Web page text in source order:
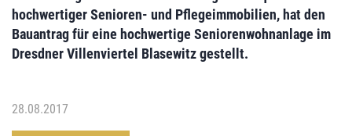
hochwertigerSenioren- und Pflegeimmobilien, hat den
Bauantrag für eine hochwertige Seniorenwohnanlage im
Dresdner Villenviertel Blasewitzgestellt.
28.08.2017